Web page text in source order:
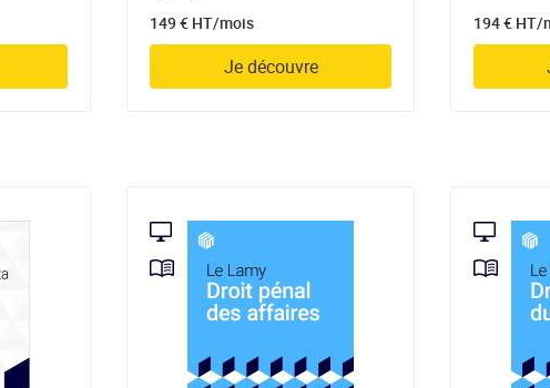
149 € HT/mois
Je découvre
194 € HT/